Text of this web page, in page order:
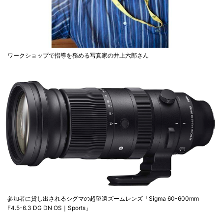
ワークショップで指導を務める写真家の井上六郎さん
参加者に貸し出されるシグマの超望遠ズームレンズ「Sigma 60-600mm
F4.5-6.3 DG DN OS｜Sports」